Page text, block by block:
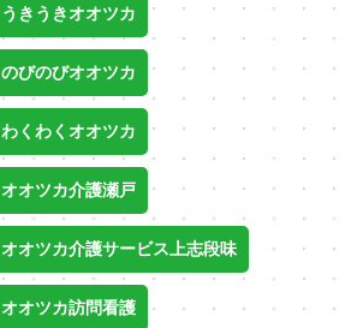
うきうきオオツカ
のびのびオオツカ
わくわくオオツカ
オオツカ介護瀬戸
オオツカ介護サービス上志段味
オオツカ訪問看護